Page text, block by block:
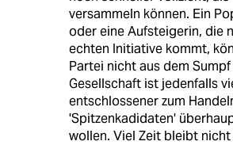
versammeln können. Ein
oder eine Aufsteigerin, die
echten Initiative kommt,
Partei nicht aus dem Sumpf
Gesellschaft ist jedenfalls
entschlossener zum
'Spitzenkadidaten'
wollen. Viel Zeit bleibt nicht